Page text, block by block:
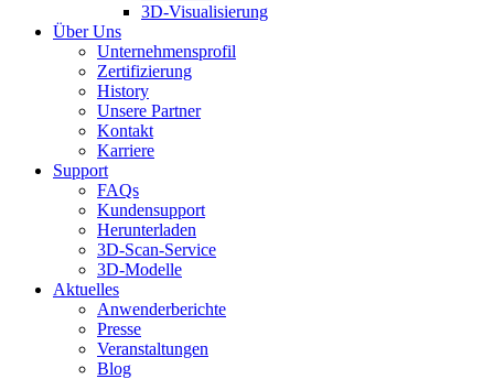
3D-Visualisierung
Über Uns
Unternehmensprofil
Zertifizierung
History
Unsere Partner
Kontakt
Karriere
Support
FAQs
Kundensupport
Herunterladen
3D-Scan-Service
3D-Modelle
Aktuelles
Anwenderberichte
Presse
Veranstaltungen
Blog